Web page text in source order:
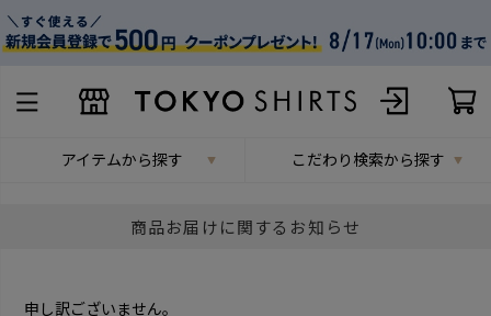
アイテムから探す こだわり検索から探す
商品お届けに関するお知らせ
申し訳ございません。